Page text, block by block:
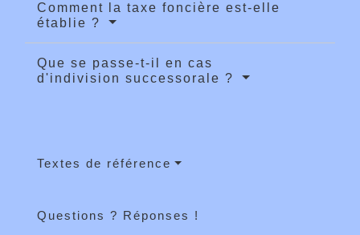
Comment la taxe foncière est-elle
établie ?
Que se passe-t-il en cas
d'indivision successorale ?
Textes de référence
Questions ? Réponses !